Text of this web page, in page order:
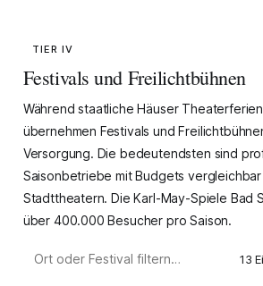
TIER IV
Festivals und Freilichtbühnen
Während staatliche Häuser Theaterferien
übernehmen Festivals und
Versorgung. Die bedeutendsten sind
Saisonbetriebe mit Budgets
Stadttheatern. Die Karl-May-Spiele Bad
über 400.000 Besucher pro Saison.
13